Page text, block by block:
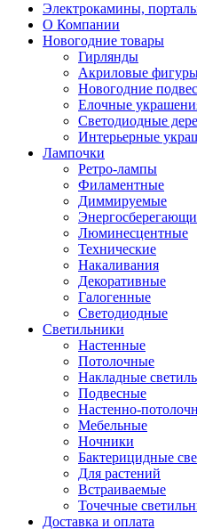
Электрокамины,
О Компании
Новогодние товары
Гирлянды
Акриловые
Новогодние
Елочные
Светодиодные
Интерьерные
Лампочки
Ретро-лампы
Филаментные
Диммируемые
Люминесцентные
Технические
Накаливания
Декоративные
Галогенные
Светодиодные
Светильники
Настенные
Потолочные
Накладные
Подвесные
Настенно-
Мебельные
Ночники
Бактерицидные
Для растений
Встраиваемые
Точечные
Доставка и оплата